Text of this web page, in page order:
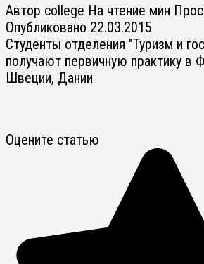
Автор college На чтение мин
Опубликовано 22.03.2015
Студенты отделения "Туризм и
получают первичную практику в
Швеции, Дании
Оцените статью